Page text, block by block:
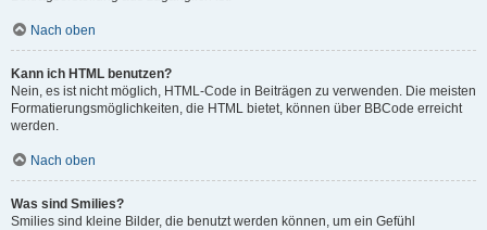
Nach oben
Kann ich HTML benutzen?
Nein, es ist nicht möglich, HTML-Code in Beiträgen zu verwenden. Die meisten
Formatierungsmöglichkeiten, die HTML bietet, können über BBCode erreicht
werden.
Nach oben
Was sind Smilies?
Smilies sind kleine Bilder, die benutzt werden können, um ein Gefühl